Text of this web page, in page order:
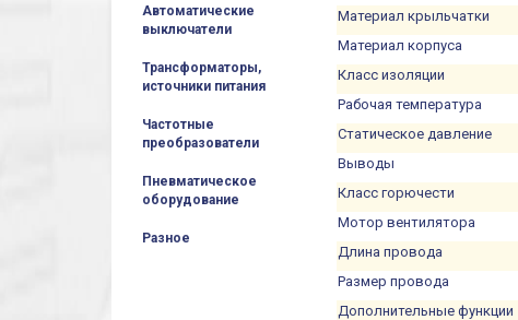
Автоматические
выключатели
Трансформаторы,
источники питания
Частотные
преобразователи
Пневматическое
оборудование
Разное
Материал крыльчатки
Материал корпуса
Класс изоляции
Рабочая температура
Статическое давление
Выводы
Класс горючести
Мотор вентилятора
Длина провода
Размер провода
Дополнительные функции